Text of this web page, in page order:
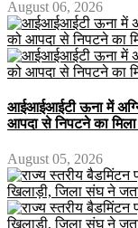
August 06, 2026
आईआईआईटी ऊना में अग्नि
आपदा से निपटने का मिला
August 05, 2026